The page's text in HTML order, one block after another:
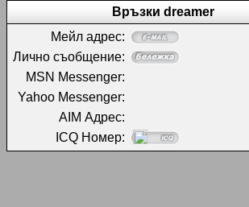
Връзки dreamer
Мейл адрес:
Лично съобщение:
MSN Messenger:
Yahoo Messenger:
AIM Адрес:
ICQ Номер: